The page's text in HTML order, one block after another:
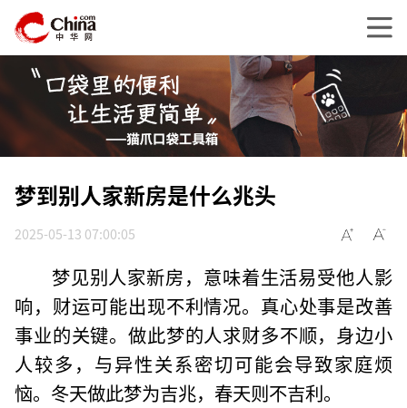
梦到别人家新房是什么兆头
2025-05-13 07:00:05
梦见别人家新房，意味着生活易受他人影
响，财运可能出现不利情况。真心处事是改善
事业的关键。做此梦的人求财多不顺，身边小
人较多，与异性关系密切可能会导致家庭烦
恼。冬天做此梦为吉兆，春天则不吉利。